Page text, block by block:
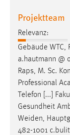
Projektteam
Relevanz:
Gebäude WTC,
a.hautmann @
Raps, M. Sc.
Professional
Telefon [...]
Gesundheit
Weiden,
482-1001